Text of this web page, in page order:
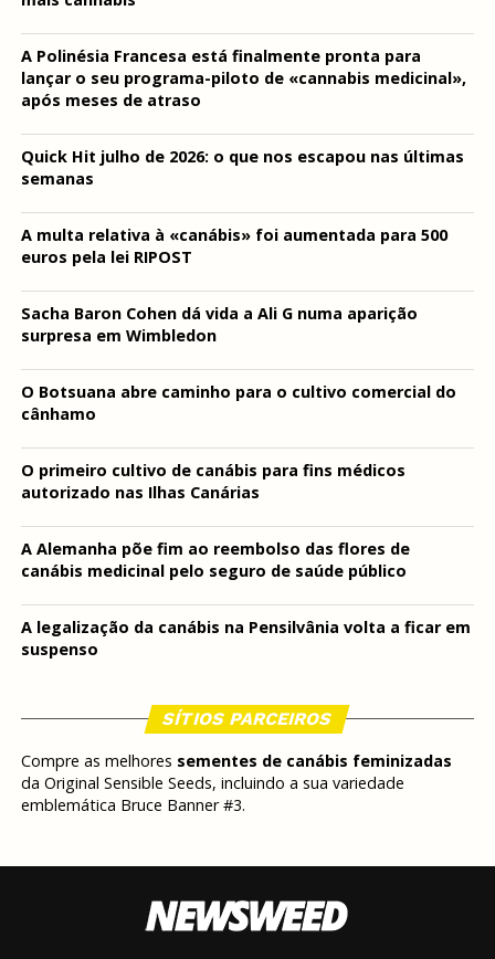
A Polinésia Francesa está finalmente pronta para
lançar o seu programa-piloto de «cannabis medicinal»,
após meses de atraso
Quick Hit julho de 2026: o que nos escapou nas últimas
semanas
A multa relativa à «canábis» foi aumentada para 500
euros pela lei RIPOST
Sacha Baron Cohen dá vida a Ali G numa aparição
surpresa em Wimbledon
O Botsuana abre caminho para o cultivo comercial do
cânhamo
O primeiro cultivo de canábis para fins médicos
autorizado nas Ilhas Canárias
A Alemanha põe fim ao reembolso das flores de
canábis medicinal pelo seguro de saúde público
A legalização da canábis na Pensilvânia volta a ficar em
suspenso
SÍTIOS PARCEIROS
Compre as melhores sementes de canábis feminizadas
da Original Sensible Seeds, incluindo a sua variedade
emblemática Bruce Banner #3.